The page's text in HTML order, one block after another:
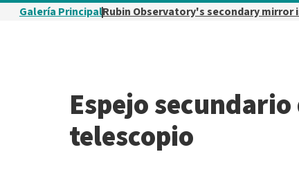
contenido
Galería PrincipalRubin Observatory's secondary
Espejo
telescopio